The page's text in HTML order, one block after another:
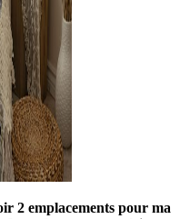
2 emplacements pour ma